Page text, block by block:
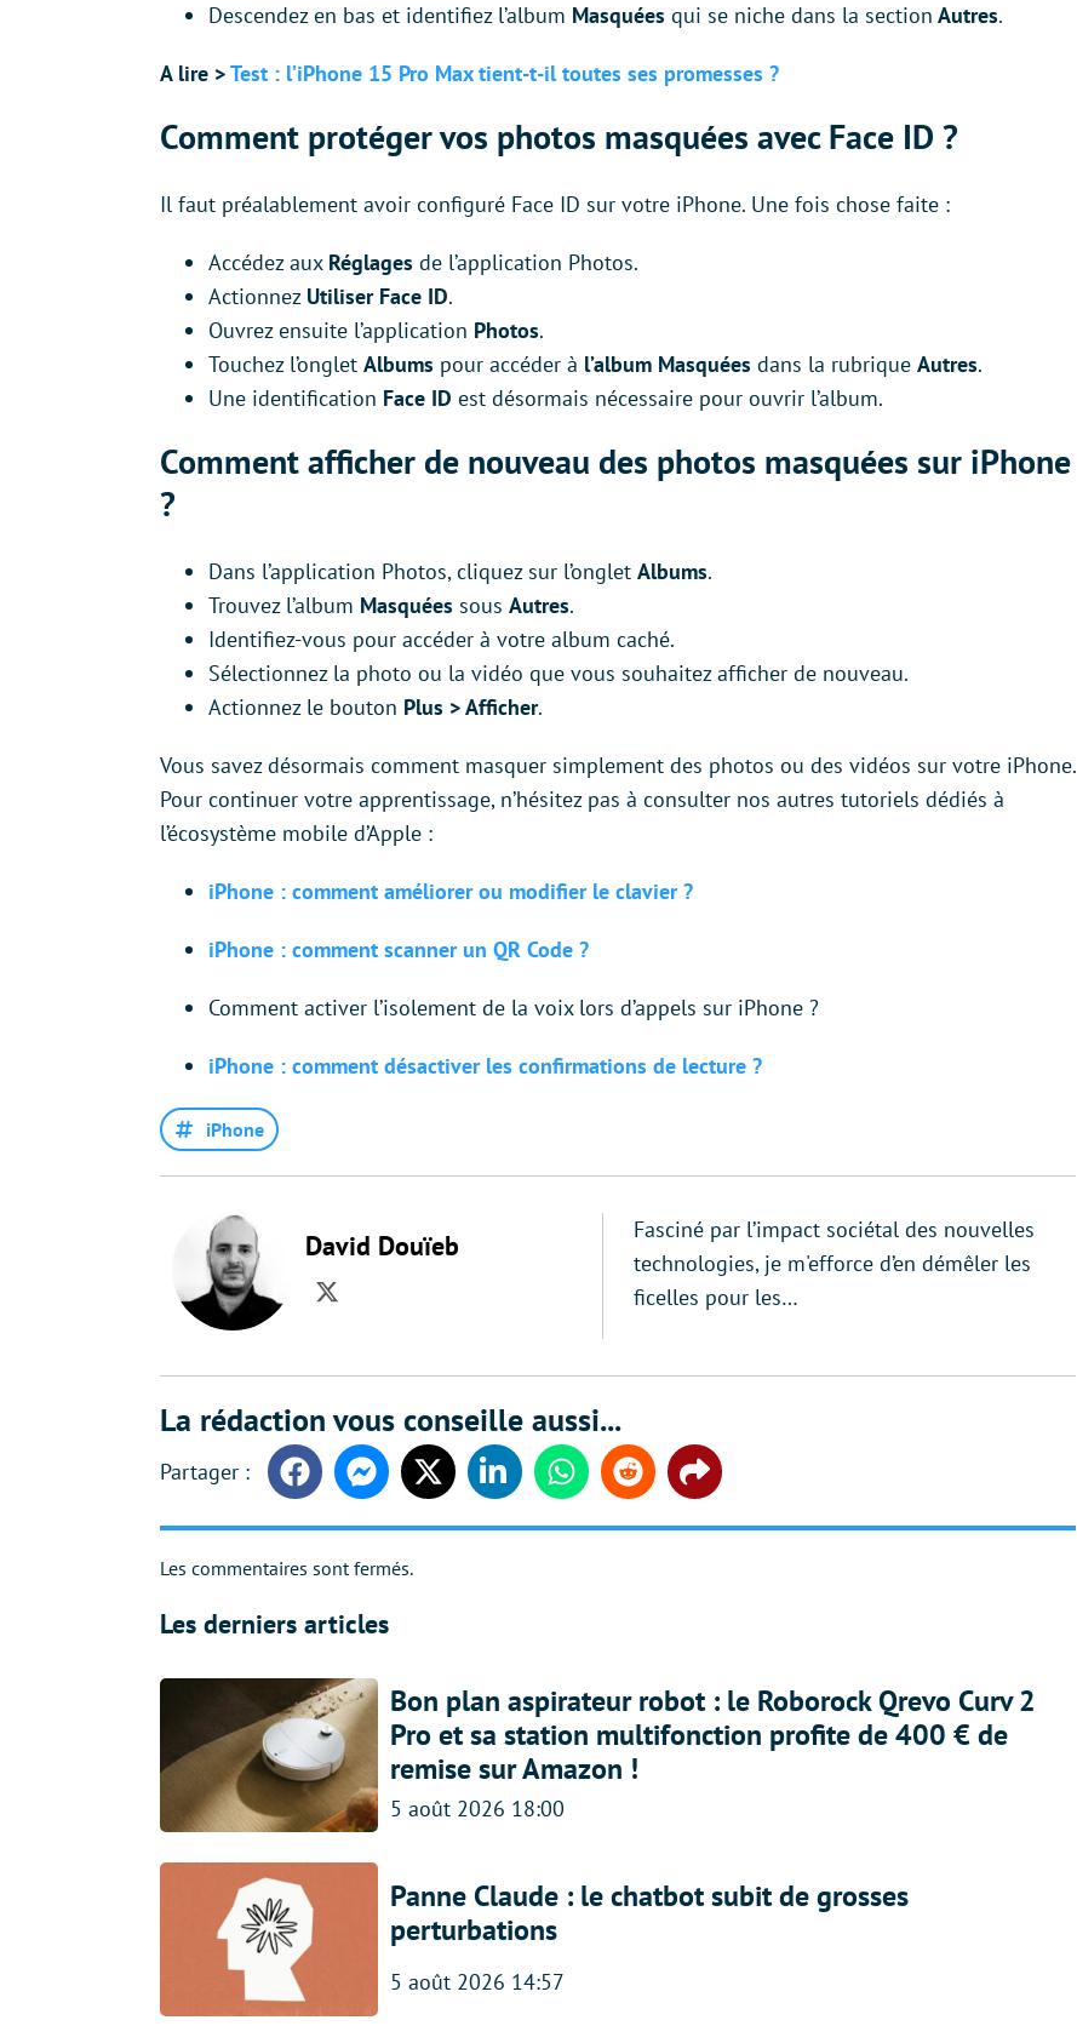
Descendez en bas et identifiez l’album Masquées qui se niche dans la section Autres.
A lire >Test : l’iPhone 15 Pro Max tient-t-il toutes ses promesses ?
Comment protéger vos photos masquées avec Face ID ?
Il faut préalablement avoir configuré Face ID sur votre iPhone. Une fois chose faite :
Accédez aux Réglages de l’application Photos.
Actionnez Utiliser Face ID.
Ouvrez ensuite l’application Photos.
Touchez l’onglet Albums pour accéder à l’album Masquées dans la rubrique Autres.
Une identification Face ID est désormais nécessaire pour ouvrir l’album.
Comment afficher de nouveau des photos masquées sur iPhone
?
Dans l’application Photos, cliquez sur l’onglet Albums.
Trouvez l’album Masquées sous Autres.
Identifiez-vous pour accéder à votre album caché.
Sélectionnez la photo ou la vidéo que vous souhaitez afficher de nouveau.
Actionnez le bouton Plus > Afficher.
Vous savez désormais comment masquer simplement des photos ou des vidéos sur votre iPhone.
Pour continuer votre apprentissage, n’hésitez pas à consulter nos autres tutoriels dédiés à
l’écosystème mobile d’Apple :
iPhone : comment améliorer ou modifier le clavier ?
iPhone : comment scanner un QR Code ?
Comment activer l’isolement de la voix lors d’appels sur iPhone ?
iPhone : comment désactiver les confirmations de lecture ?
iPhone
David Douïeb
Twitter
Fasciné par l’impact sociétal des nouvelles
technologies, je m'efforce d’en démêler les
ficelles pour les…
La rédaction vous conseille aussi...
FacebookMessengerTwitter LinkedinWhatsappReddit Share
Les commentaires sont fermés.
Les derniers articles
Bon plan aspirateur robot : le Roborock Qrevo Curv 2
Pro et sa station multifonction profite de 400 € de
remise sur Amazon !
5 août 2026 18:00
Panne Claude : le chatbot subit de grosses
perturbations
5 août 2026 14:57